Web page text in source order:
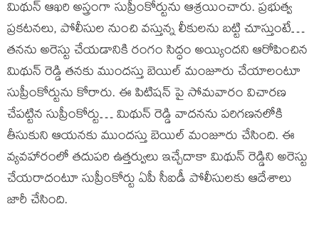
మిథున్ ఆఖరి అస్త్రంగా సుప్రీంకోర్టును ఆశ్రయించారు. ప్రభుత్వ
ప్రకటనలు, పోలీసుల నుంచి వస్తున్న లీకులను బట్టి చూస్తుంటే…
తనను అరెస్టు చేయడానికి రంగం సిద్ధం అయ్యిందని ఆరోపించిన
మిథున్ రెడ్డి తనకు ముందస్తు బెయిల్ మంజూరు చేయాలంటూ
సుప్రీంకోర్టును కోరారు. ఈ పిటిషన్ పై సోమవారం విచారణ
చేపట్టిన సుప్రీంకోర్టు… మిథున్ రెడ్డి వాదనను పరిగణనలోకి
తీసుకుని ఆయనకు ముందస్తు బెయిల్ మంజూరు చేసింది. ఈ
వ్యవహారంలో తదుపరి ఉత్తర్వులు ఇచ్చేదాకా మిథున్ రెడ్డిని అరెస్టు
చేయరాదంటూ సుప్రీంకోర్టు ఏపీ సీఐడీ పోలీసులకు ఆదేశాలు
జారీ చేసింది.